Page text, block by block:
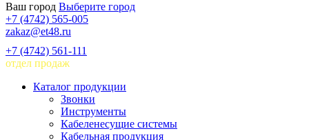
Ваш город Выберите город
+7 (4742) 565-005
zakaz@et48.ru
+7 (4742) 561-111
отдел продаж
Каталог продукции
Звонки
Инструменты
Кабеленесущие системы
Кабельная продукция